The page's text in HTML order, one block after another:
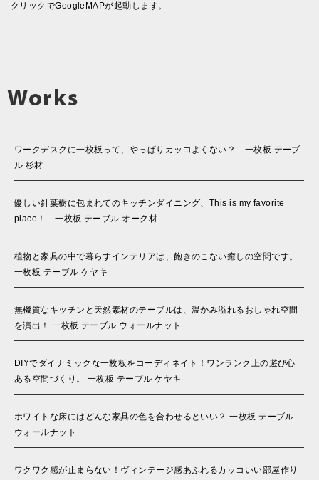
クリックでGoogleMAPが起動します。
Works
ワークデスクに一枚板って、やっぱりカッコよくない？ 一枚板 テーブ
ル 杉材
優しい針葉樹に包まれてのキッチンダイニング、This is my favorite
place！ 一枚板 テーブル オーク材
植物と家具の中で暮らすインテリアは、飽きのこない癒しの空間です。
一枚板 テーブル ケヤキ
無機質なキッチンと天然素材のテーブルは、温かみ溢れるおしゃれ空間
を演出！ 一枚板 テーブル ウォールナット
DIYでダイナミックな一枚板をコーディネイト！ワンランク上の遊び心
ある空間づくり。 一枚板 テーブル ケヤキ
ホワイトな床にはどんな家具の色を合わせるといい？ 一枚板 テーブル
ウォールナット
ワクワク感が止まらない！ヴィンテージ感あふれるカッコいい部屋作り